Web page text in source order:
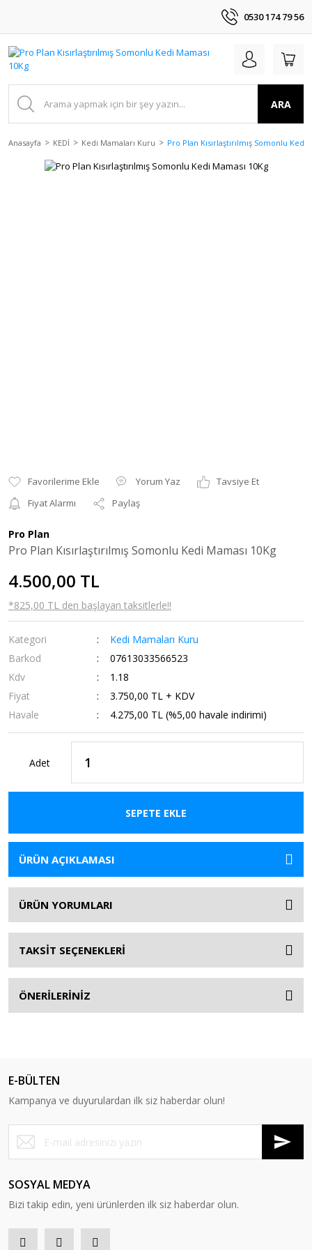
0530 174 79 56
ARA
Anasayfa KEDİ Kedi Mamaları Kuru Pro Plan Kısırlaştırılmış Somonlu Kedi
Yorum Yaz
Tavsiye Et
Fiyat Alarmı
Paylaş
Pro Plan
Pro Plan Kısırlaştırılmış Somonlu Kedi Maması 10Kg
4.500,00 TL
*825,00 TL den başlayan taksitlerle!!
Kategori
Kedi Mamaları Kuru
Barkod
07613033566523
Kdv
1.18
Fiyat
3.750,00 TL + KDV
Havale
4.275,00 TL (%5,00 havale indirimi)
Adet
SEPETE EKLE
ÜRÜN AÇIKLAMASI
ÜRÜN YORUMLARI
TAKSİT SEÇENEKLERİ
ÖNERİLERİNİZ
E-BÜLTEN
Kampanya ve duyurulardan ilk siz haberdar olun!
SOSYAL MEDYA
Bizi takip edin, yeni ürünlerden ilk siz haberdar olun.